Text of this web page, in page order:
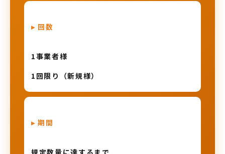
▸ 回数
1事業者様
1回限り（新規様）
▸ 期間